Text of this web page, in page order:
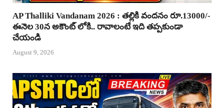
AP Thalliki Vandanam 2026 : తల్లికి వందనం రూ.13000/-
ఈనెల 30న అకౌంట్ లోకి.. రావాలంటే ఇది తప్పకుండా
చేయండి
August 9, 2026